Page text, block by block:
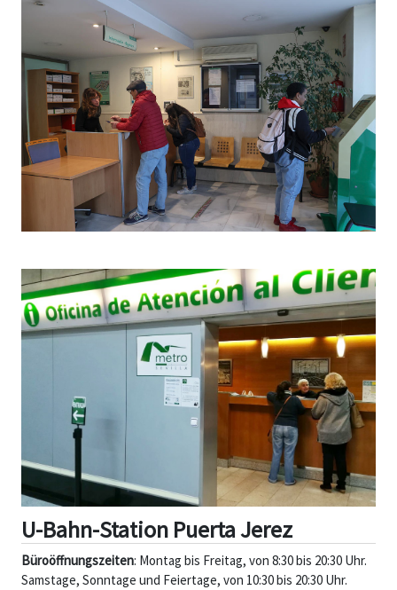
U-Bahn-Station Puerta Jerez
Büroöffnungszeiten: Montag bis Freitag, von 8:30 bis 20:30 Uhr.
Samstage, Sonntage und Feiertage, von 10:30 bis 20:30 Uhr.